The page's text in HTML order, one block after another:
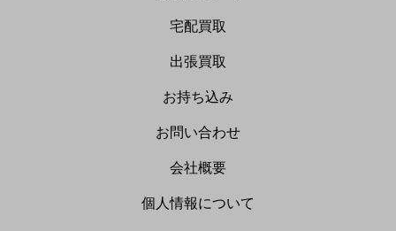
宅配買取
出張買取
お持ち込み
お問い合わせ
会社概要
個人情報について